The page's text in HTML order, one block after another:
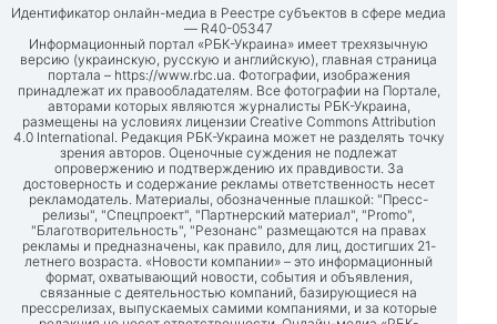
Идентификатор онлайн-медиа в Реестре субъектов в сфере медиа
— R40-05347
Информационный портал «РБК-Украина» имеет трехязычную
версию (украинскую, русскую и английскую), главная страница
портала – https://www.rbc.ua. Фотографии, изображения
принадлежат их правообладателям. Все фотографии на Портале,
авторами которых являются журналисты РБК-Украина,
размещены на условиях лицензии Creative Commons Attribution
4.0 International. Редакция РБК-Украина может не разделять точку
зрения авторов. Оценочные суждения не подлежат
опровержению и подтверждению их правдивости. За
достоверность и содержание рекламы ответственность несет
рекламодатель. Материалы, обозначенные плашкой: "Пресс-
релизы", "Спецпроект", "Партнерский материал", "Promo",
"Благотворительность", "Резонанс" размещаются на правах
рекламы и предназначены, как правило, для лиц, достигших 21-
летнего возраста. «Новости компании» – это информационный
формат, охватывающий новости, события и объявления,
связанные с деятельностью компаний, базирующиеся на
прессрелизах, выпускаемых самими компаниями, и за которые